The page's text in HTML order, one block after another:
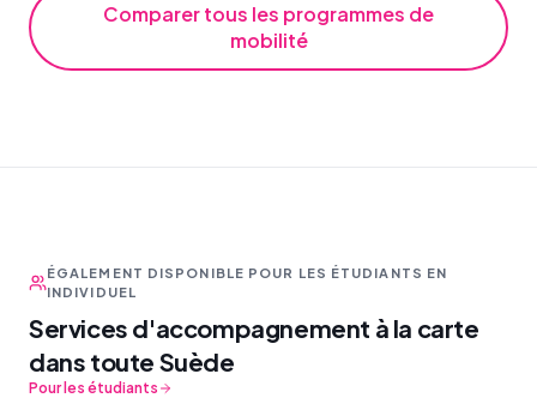
Comparer tous les programmes de
mobilité
ÉGALEMENT DISPONIBLE POUR LES ÉTUDIANTS EN
INDIVIDUEL
Services d'accompagnement à la carte
dans toute Suède
Pour les étudiants